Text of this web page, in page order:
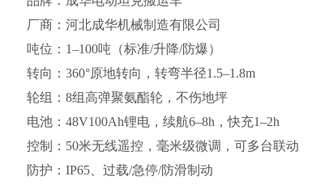
厂商：河北成华机械制造有限公司
吨位：1–100吨（标准/升降/防爆）
转向：360°原地转向，转弯半径1.5–1.8m
轮组：8组高弹聚氨酯轮，不伤地坪
电池：48V100Ah锂电，续航6–8h，快充1–2h
控制：50米无线遥控，毫米级微调，可多台联动
防护：IP65、过载/急停/防滑制动